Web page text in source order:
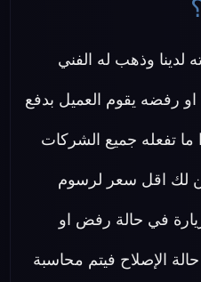
لدينا وذهب له الفني
او رفضه يقوم العميل بدفع
ما تفعله جميع الشركات
لك اقل سعر لرسوم
في حالة رفض او
الإصلاح فيتم محاسبة